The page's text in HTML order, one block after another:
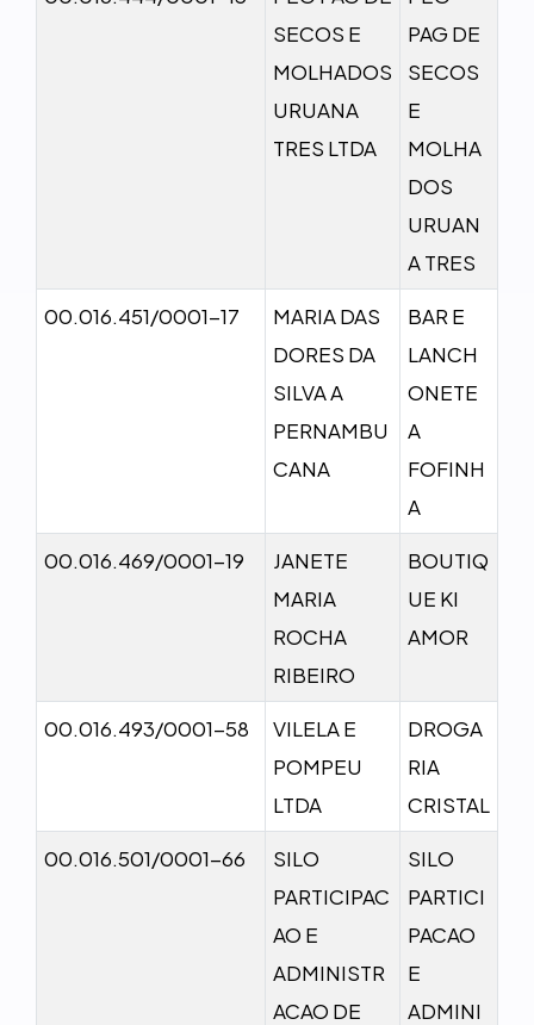
SECOS E
MOLHADOS
URUANA
TRES LTDA
PAG DE
SECOS
E
MOLHA
DOS
URUAN
A TRES
00.016.451/0001-17
MARIA DAS
DORES DA
SILVA A
PERNAMBU
CANA
BAR E
LANCH
ONETE
A
FOFINH
A
00.016.469/0001-19
JANETE
MARIA
ROCHA
RIBEIRO
BOUTIQ
UE KI
AMOR
00.016.493/0001-58
VILELA E
POMPEU
LTDA
DROGA
RIA
CRISTAL
00.016.501/0001-66
SILO
PARTICIPAC
AO E
ADMINISTR
ACAO DE
SILO
PARTICI
PACAO
E
ADMINI